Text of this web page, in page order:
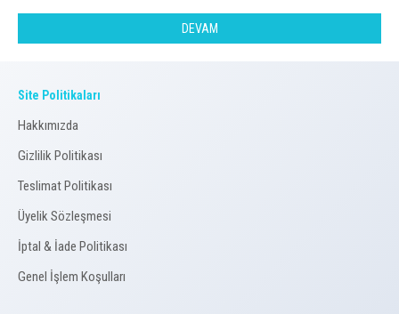
DEVAM
Site Politikaları
Hakkımızda
Gizlilik Politikası
Teslimat Politikası
Üyelik Sözleşmesi
İptal & İade Politikası
Genel İşlem Koşulları